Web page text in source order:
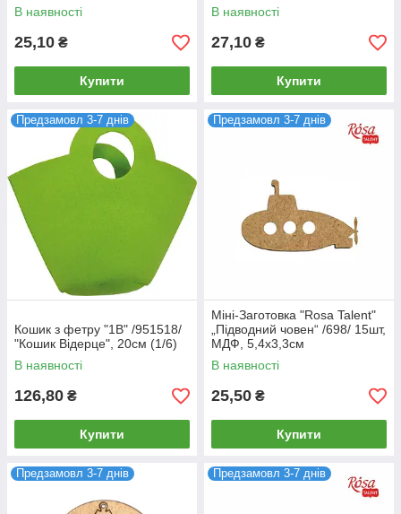
В наявності
25,10 ₴
Купити
В наявності
27,10 ₴
Купити
Предзамовл 3-7 днів
Кошик з фетру "1В" /951518/
"Кошик Відерце", 20см (1/6)
В наявності
126,80 ₴
Купити
Предзамовл 3-7 днів
Міні-Заготовка "Rosa Talent"
„Підводний човен“ /698/ 15шт,
МДФ, 5,4х3,3см
В наявності
25,50 ₴
Купити
Предзамовл 3-7 днів Предзамовл 3-7 днів